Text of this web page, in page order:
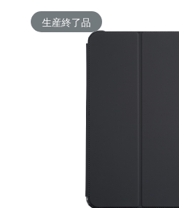
生産終了品